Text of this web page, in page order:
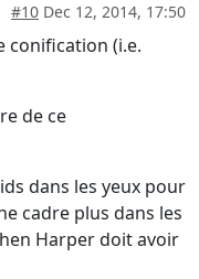
#10 Dec 12, 2014, 17:50
conification (i.e.
de ce
dans les yeux pour
cadre plus dans les
Harper doit avoir